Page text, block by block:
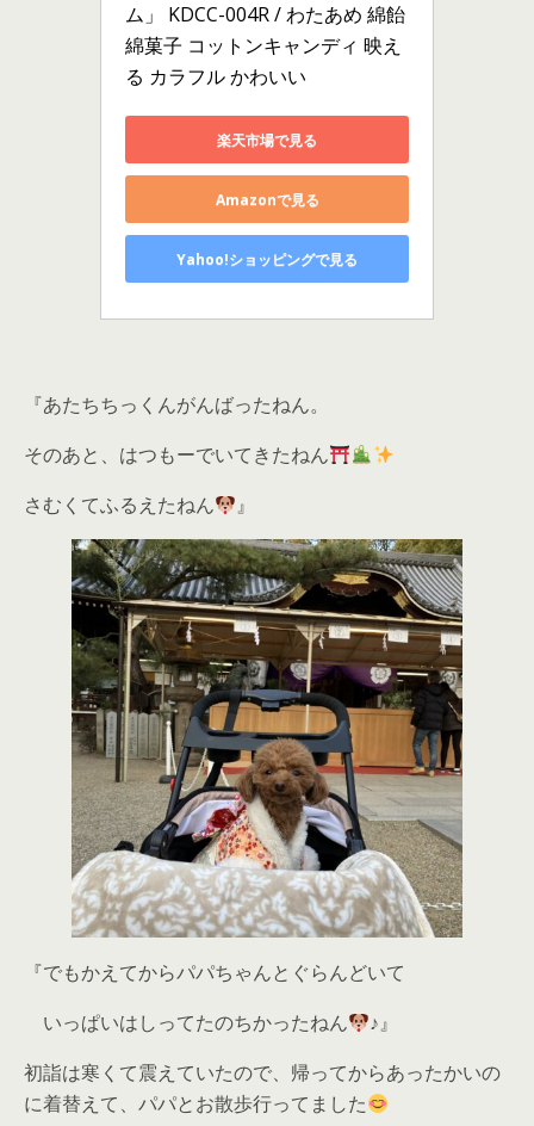
ム」 KDCC-004R / わたあめ 綿飴
綿菓子 コットンキャンディ 映え
る カラフル かわいい
楽天市場で見る
Amazonで見る
Yahoo!ショッピングで見る
『あたちちっくんがんばったねん。
そのあと、はつもーでいてきたねん
さむくてふるえたねん
』
『でもかえてからパパちゃんとぐらんどいて
いっぱいはしってたのちかったねん
♪』
初詣は寒くて震えていたので、帰ってからあったかいの
に着替えて、パパとお散歩行ってました